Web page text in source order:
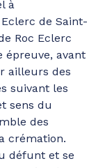
à
de Saint-
Roc Eclerc
épreuve, avant
ailleurs des
suivant les
sens du
des
crémation.
défunt et se